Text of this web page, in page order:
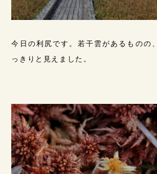
今日の利尻です。若干雲があるものの
っきりと見えました。